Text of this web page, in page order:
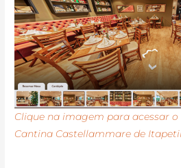
Clique na imagem para acessar
Cantina Castellammare de